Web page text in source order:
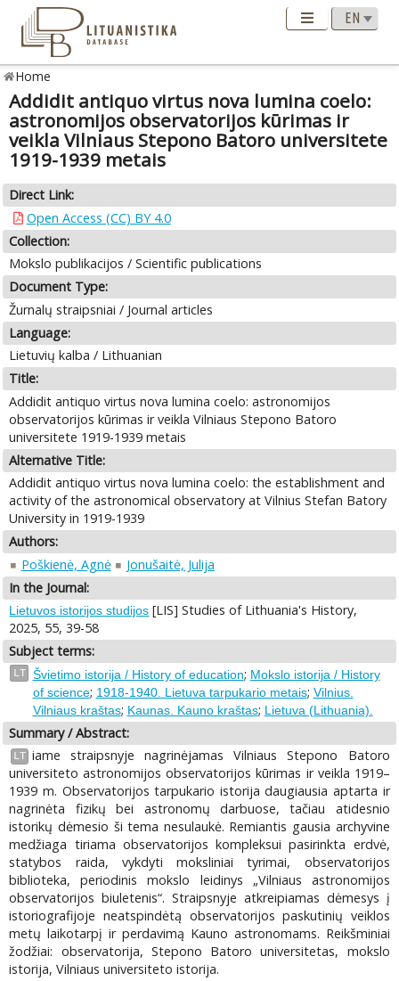
Home
Addidit antiquo virtus nova lumina coelo:
astronomijos observatorijos kūrimas ir
veikla Vilniaus Stepono Batoro universitete
1919-1939 metais
Direct Link:
Open Access (CC) BY 4.0
Collection:
Mokslo publikacijos / Scientific publications
Document Type:
Žurnalų straipsniai / Journal articles
Language:
Lietuvių kalba / Lithuanian
Title:
Addidit antiquo virtus nova lumina coelo: astronomijos
observatorijos kūrimas ir veikla Vilniaus Stepono Batoro
universitete 1919-1939 metais
Alternative Title:
Addidit antiquo virtus nova lumina coelo: the establishment and
activity of the astronomical observatory at Vilnius Stefan Batory
University in 1919-1939
Authors:
Poškienė, Agnė
Jonušaitė, Julija
In the Journal:
Lietuvos istorijos studijos [LIS] Studies of Lithuania's History,
2025, 55, 39-58
Subject terms:
LT Švietimo istorija / History of education; Mokslo istorija / History
of science; 1918-1940. Lietuva tarpukario metais; Vilnius.
Vilniaus kraštas; Kaunas. Kauno kraštas; Lietuva (Lithuania).
Summary / Abstract:
LT iame straipsnyje nagrinėjamas Vilniaus Stepono Batoro
universiteto astronomijos observatorijos kūrimas ir veikla 1919–
1939 m. Observatorijos tarpukario istorija daugiausia aptarta ir
nagrinėta fizikų bei astronomų darbuose, tačiau atidesnio
istorikų dėmesio ši tema nesulaukė. Remiantis gausia archyvine
medžiaga tiriama observatorijos kompleksui pasirinkta erdvė,
statybos raida, vykdyti moksliniai tyrimai, observatorijos
biblioteka, periodinis mokslo leidinys „Vilniaus astronomijos
observatorijos biuletenis“. Straipsnyje atkreipiamas dėmesys į
istoriografijoje neatspindėtą observatorijos paskutinių veiklos
metų laikotarpį ir perdavimą Kauno astronomams. Reikšminiai
žodžiai: observatorija, Stepono Batoro universitetas, mokslo
istorija, Vilniaus universiteto istorija.